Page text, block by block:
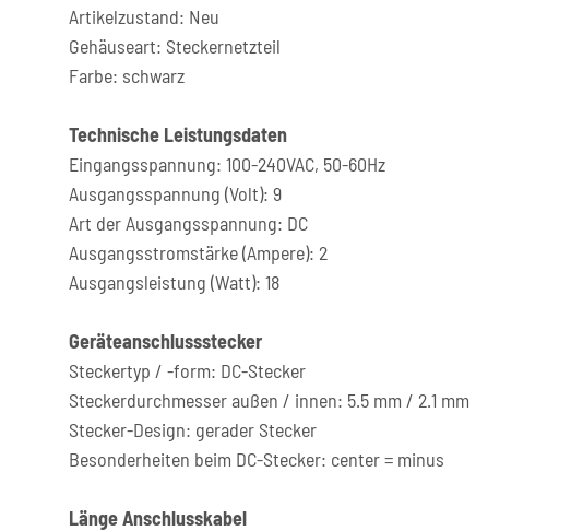
Artikelzustand: Neu
Gehäuseart: Steckernetzteil
Farbe: schwarz
Technische Leistungsdaten
Eingangsspannung: 100-240VAC, 50-60Hz
Ausgangsspannung (Volt): 9
Art der Ausgangsspannung: DC
Ausgangsstromstärke (Ampere): 2
Ausgangsleistung (Watt): 18
Geräteanschlussstecker
Steckertyp / -form: DC-Stecker
Steckerdurchmesser außen / innen: 5.5 mm / 2.1 mm
Stecker-Design: gerader Stecker
Besonderheiten beim DC-Stecker: center = minus
Länge Anschlusskabel